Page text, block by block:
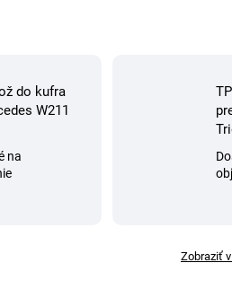
do kufra
W211
na
Zobraziť